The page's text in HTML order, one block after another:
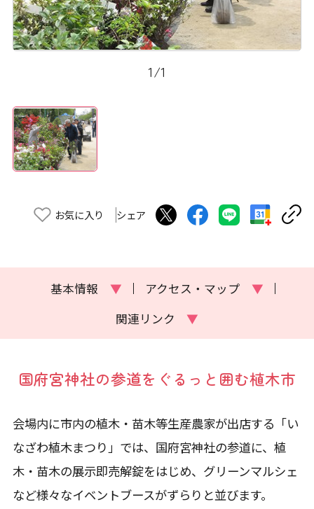
1/1
お気に入り シェア
基本情報 ▼ アクセス・マップ
▼
関連リンク
▼
国府宮神社の参道をぐるっと囲む植木市
会場内に市内の植木・苗木等生産農家が出店する「い
なざわ植木まつり」では、国府宮神社の参道に、植
木・苗木の展示即売解錠をはじめ、グリーンマルシェ
など様々なイベントブースがずらりと並びます。